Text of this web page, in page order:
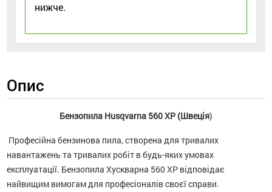
нижче.
Опис
Бензопила Husqvarna 560 XP (Швеція)
Професійна бензинова пила, створена для тривалих
навантажень та тривалих робіт в будь-яких умовах
експлуатації. Бензопила Хускварна 560 XP відповідає
найвищим вимогам для професіоналів своєї справи.